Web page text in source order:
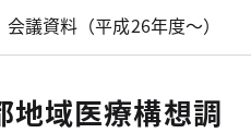
議資料（平成26年度～）
地域医療構想調